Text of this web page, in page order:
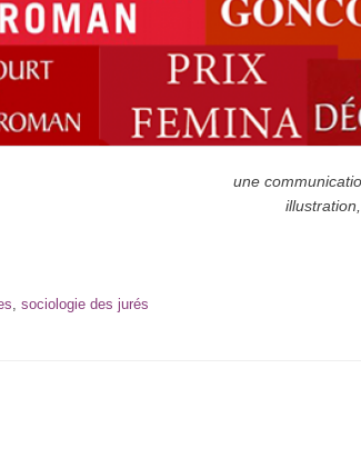
une
, sociologie des jurés